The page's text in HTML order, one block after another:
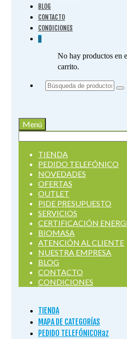
BLOG
CONTACTO
CONDICIONES
0
No hay productos en
carrito.
Buscar
Menú
TIENDA
PEDIDO TELEFÓNICO
NOVEDADES
OFERTAS
OUTLET
PIDE PRESUPUESTO
SERVICIOS
CERTIFICACIÓN
BIOMASA
ATENCIÓN AL CLIENTE
NUESTRA EMPRESA
BLOG
CONTACTO
CONDICIONES
TIENDA
MAPA DE CATEGORÍAS
PEDIDO TELEFÓNICO Haz